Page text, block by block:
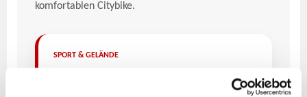
komfortablen Citybike.
SPORT & GELÄNDE